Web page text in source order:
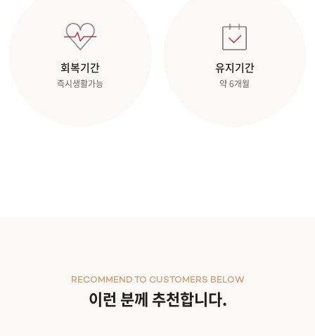
회복기간
즉시생활가능
유지기간
약 6개월
이런 분께 추천합니다.
RECOMMEND TO CUSTOMERS BELOW